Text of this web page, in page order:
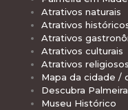
Atrativos naturais
Atrativos
Atrativos
Atrativos culturais
Atrativos religiosos
Mapa da cidade /
Descubra Palmeira
Museu Histórico